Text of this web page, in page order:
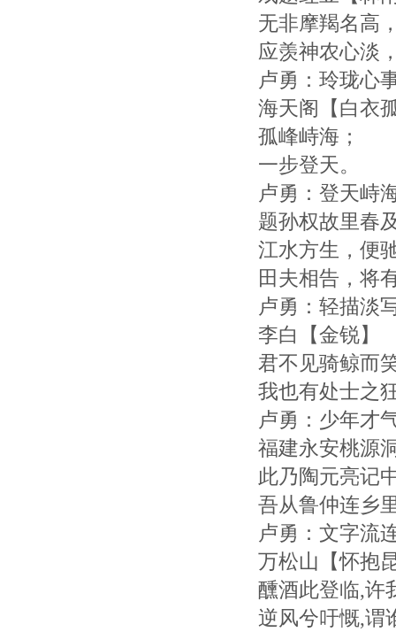
无非摩羯名高
应羡神农心淡
卢勇：玲珑心
海天阁【白衣
孤峰峙海；
一步登天。
卢勇：登天峙
题孙权故里春
江水方生，便
田夫相告，将
卢勇：轻描淡
李白【金锐】
君不见骑鲸而
我也有处士之
卢勇：少年才
福建永安桃源
此乃陶元亮记
吾从鲁仲连乡
卢勇：文字流
万松山【怀抱
醺酒此登临,许
逆风兮吁慨,谓